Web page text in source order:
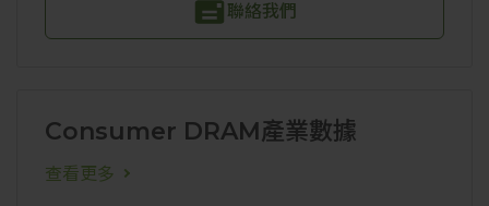
聯絡我們
Consumer DRAM產業數據
查看更多